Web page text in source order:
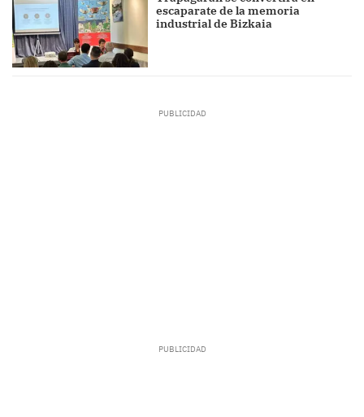
escaparate de la memoria
industrial de Bizkaia